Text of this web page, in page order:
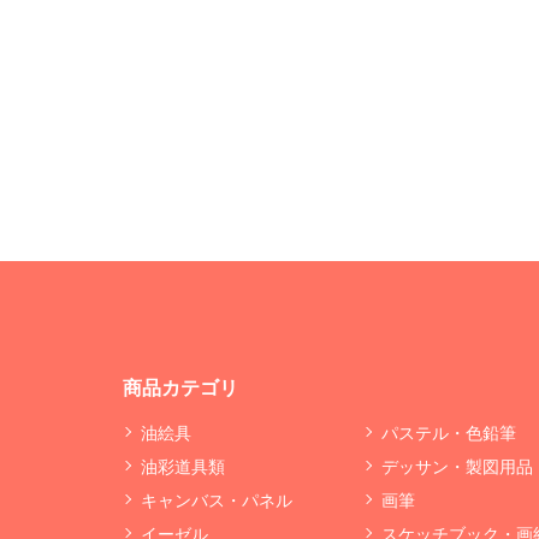
商品カテゴリ
油絵具
油彩道具類
キャンバス・パネル
イーゼル
パステル・色鉛筆
デッサン・製図用品
画筆
スケッチブック・画